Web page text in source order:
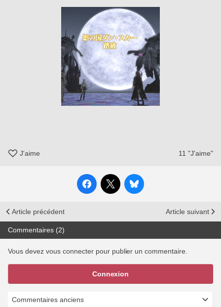
J'aime 11 "J'aime"
Article précédent Article suivant
Commentaires (2)
Vous devez vous connecter pour publier un commentaire.
Connexion